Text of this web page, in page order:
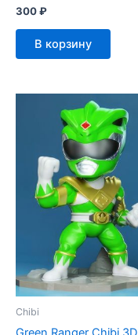
300₽
В корзину
Chibi